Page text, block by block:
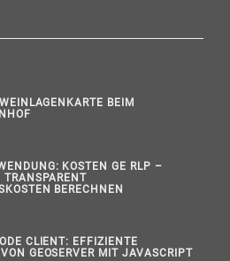
BEIM
KOSTEN GE RLP –
BERECHNEN
CLIENT: EFFIZIENTE
GEOSERVER MIT JAVASCRIPT